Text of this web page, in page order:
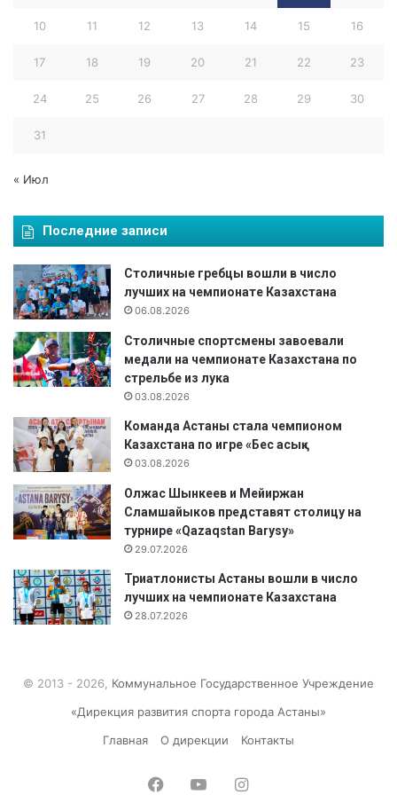
е
п
л
и
к
и
К
а
з
х
с
т
н
"
10 11 12 13 14 15 16
17 18 19 20 21 22 23
24 25 26 27 28 29 30
31
« Июл
Последние записи
Столичные гребцы вошли в число
лучших на чемпионате Казахстана
06.08.2026
Столичные спортсмены завоевали
медали на чемпионате Казахстана по
стрельбе из лука
03.08.2026
Команда Астаны стала чемпионом
Казахстана по игре «Бес асық»
03.08.2026
Олжас Шынкеев и Мейиржан
Сламшайыков представят столицу на
турнире «Qazaqstan Barysy»
29.07.2026
Триатлонисты Астаны вошли в число
лучших на чемпионате Казахстана
28.07.2026
© 2013 - 2026, Коммунальное Государственное Учреждение
«Дирекция развития спорта города Астаны»
Главная
О дирекции Контакты
FacebookYouTubeInstagram